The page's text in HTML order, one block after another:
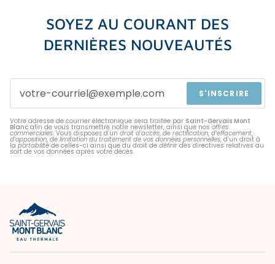
SOYEZ AU COURANT DES
DERNIÈRES NOUVEAUTÉS
S'INSCRIRE
Votre adresse de courrier électronique sera traitée par Saint-Gervais Mont
Blanc afin de vous transmettre notre newsletter, ainsi que nos offres
commerciales. Vous disposez d’un droit d’accès, de rectification, d’effacement,
d’opposition, de limitation du traitement de vos données personnelles, d’un droit à
la portabilité de celles-ci ainsi que du droit de définir des directives relatives au
sort de vos données après votre décès.